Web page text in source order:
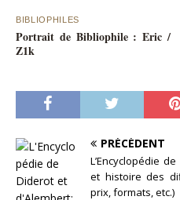
BIBLIOPHILES
Portrait de Bibliophile : Eric /
Z1k
PRÉCÉDENT
L’Encyclopédie
et histoire des
prix, formats, etc.)